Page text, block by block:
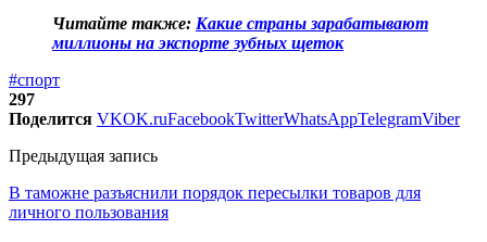
Читайте также: Какие страны зарабатывают
миллионы на экспорте зубных щеток
#спорт
297
Поделится VKOK.ruFacebookTwitterWhatsAppTelegramViber
Предыдущая запись
В таможне разъяснили порядок пересылки товаров для
личного пользования